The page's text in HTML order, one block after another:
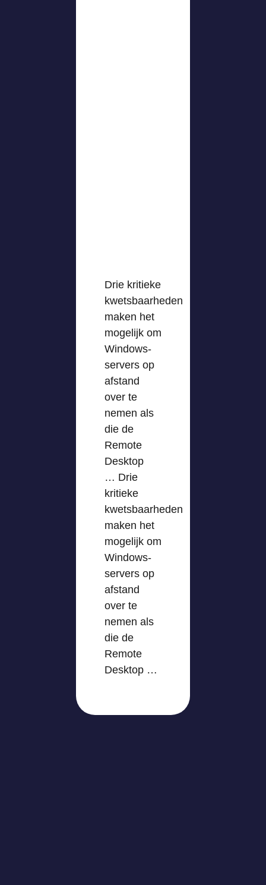
Drie kritieke
kwetsbaarheden
maken het
mogelijk om
Windows-
servers op
afstand
over te
nemen als
die de
Remote
Desktop
… Drie
kritieke
kwetsbaarheden
maken het
mogelijk om
Windows-
servers op
afstand
over te
nemen als
die de
Remote
Desktop …